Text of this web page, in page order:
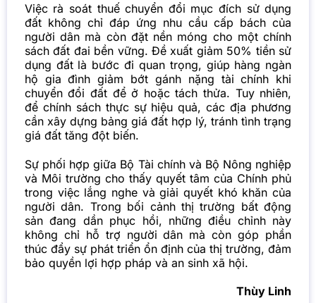
Việc rà soát thuế chuyển đổi mục đích sử dụng
đất không chỉ đáp ứng nhu cầu cấp bách của
người dân mà còn đặt nền móng cho một chính
sách đất đai bền vững. Đề xuất giảm 50% tiền sử
dụng đất là bước đi quan trọng, giúp hàng ngàn
hộ gia đình giảm bớt gánh nặng tài chính khi
chuyển đổi đất để ở hoặc tách thửa. Tuy nhiên,
để chính sách thực sự hiệu quả, các địa phương
cần xây dựng bảng giá đất hợp lý, tránh tình trạng
giá đất tăng đột biến.
Sự phối hợp giữa Bộ Tài chính và Bộ Nông nghiệp
và Môi trường cho thấy quyết tâm của Chính phủ
trong việc lắng nghe và giải quyết khó khăn của
người dân. Trong bối cảnh thị trường bất động
sản đang dần phục hồi, những điều chỉnh này
không chỉ hỗ trợ người dân mà còn góp phần
thúc đẩy sự phát triển ổn định của thị trường, đảm
bảo quyền lợi hợp pháp và an sinh xã hội.
Thùy Linh